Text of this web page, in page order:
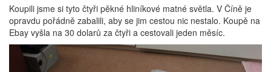
Koupili jsme si tyto čtyři pěkné hliníkové matné světla. V Číně je
opravdu pořádně zabalili, aby se jim cestou nic nestalo. Koupě na
Ebay vyšla na 30 dolarů za čtyři a cestovali jeden měsíc.